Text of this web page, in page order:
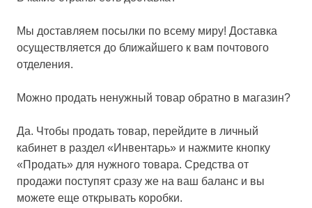
Мы доставляем посылки по всему миру! Доставка
осуществляется до ближайшего к вам почтового
отделения.
Можно продать ненужный товар обратно в магазин?
Да. Чтобы продать товар, перейдите в личный
кабинет в раздел «Инвентарь» и нажмите кнопку
«Продать» для нужного товара. Средства от
продажи поступят сразу же на ваш баланс и вы
можете еще открывать коробки.